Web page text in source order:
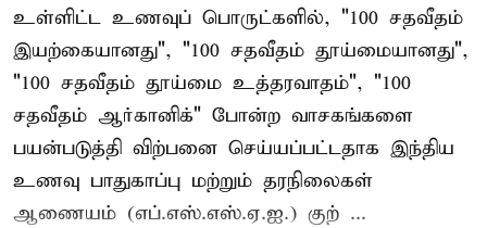
உள்ளிட்ட உணவுப் பொருட்களில், "100 சதவீதம்
இயற்கையானது", "100 சதவீதம் தூய்மையானது",
"100 சதவீதம் தூய்மை உத்தரவாதம்", "100
சதவீதம் ஆர்கானிக்" போன்ற வாசகங்களை
பயன்படுத்தி விற்பனை செய்யப்பட்டதாக இந்திய
உணவு பாதுகாப்பு மற்றும் தரநிலைகள்
ஆணையம் (எப்.எஸ்.எஸ்.ஏ.ஐ.) குற் ...